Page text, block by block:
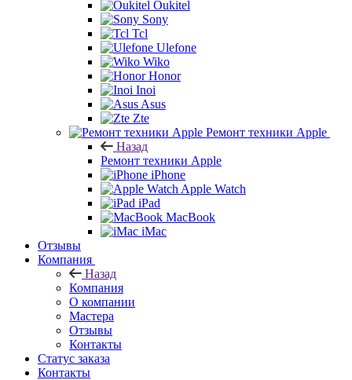
Oukitel
Sony
Tcl
Ulefone
Wiko
Honor
Inoi
Asus
Zte
Ремонт техники Apple
Назад
Ремонт техники Apple
iPhone
Apple Watch
iPad
MacBook
iMac
Отзывы
Компания
Назад
Компания
О компании
Мастера
Отзывы
Контакты
Статус заказа
Контакты